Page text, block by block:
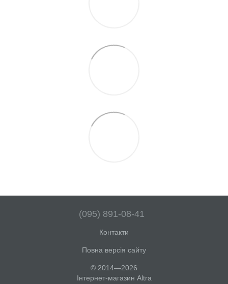
(095) 891-08-41
Контакти
Повна версія сайту
© 2014—2026
Інтернет-магазин Altra